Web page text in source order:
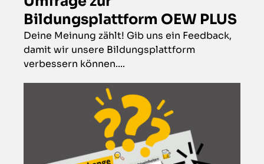
Bildungsplattform OEW PLUS
Deine Meinung zählt! Gib uns ein Feedback,
damit wir unsere Bildungsplattform
verbessern können....